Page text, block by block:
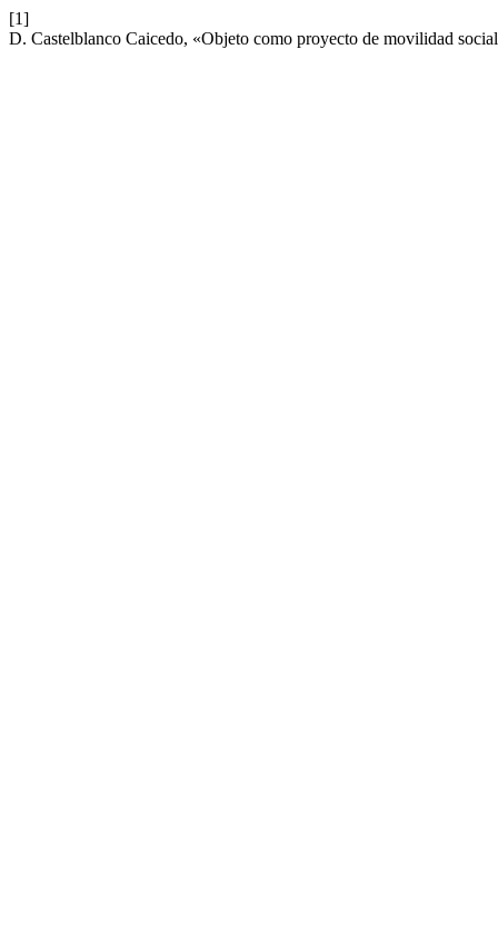
[1]
D. Castelblanco Caicedo, «Objeto como proyecto de movilidad